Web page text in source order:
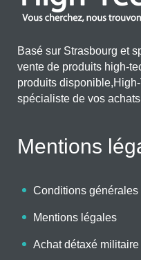
Basé sur Strasbourg et
vente de produits high-
produits
spécialiste de vos
Mentions
Conditions générales
Mentions légales
Achat détaxé